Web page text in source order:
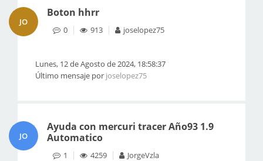
JO
Boton hhrr
0 913 joselopez75
Lunes, 12 de Agosto de 2024, 18:58:37
Último mensaje por joselopez75
JO
Ayuda con mercuri tracer Año93 1.9
Automatico
1 4259 JorgeVzla